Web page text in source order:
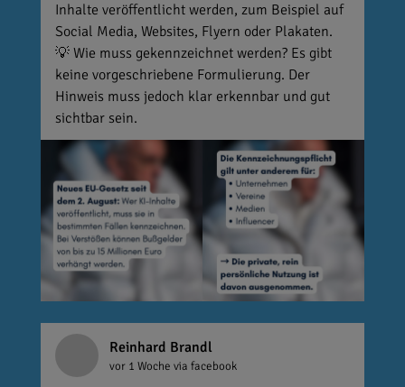
Inhalte veröffentlicht werden, zum Beispiel auf
Social Media, Websites, Flyern oder Plakaten.
💡 Wie muss gekennzeichnet werden? Es gibt
keine vorgeschriebene Formulierung. Der
Hinweis muss jedoch klar erkennbar und gut
sichtbar sein.
Reinhard Brandl
vor 1 Woche via facebook